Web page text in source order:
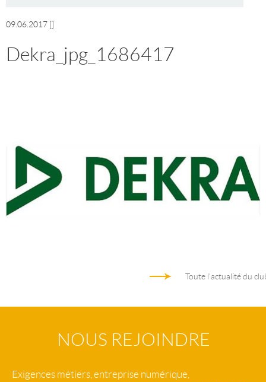
09.06.2017
Dekra_jpg_1686417
Toute l'actualité du
NOUS REJOINDRE
Exigences métiers, entreprise numérique,